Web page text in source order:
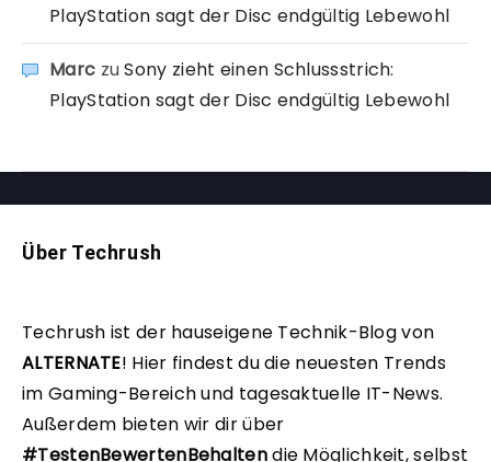
PlayStation sagt der Disc endgültig Lebewohl
Marc zuSony zieht einen Schlussstrich:
PlayStation sagt der Disc endgültig Lebewohl
Über Techrush
Techrush ist der hauseigene Technik-Blog von
ALTERNATE! Hier findest du die neuesten Trends
im Gaming-Bereich und tagesaktuelle IT-News.
Außerdem bieten wir dir über
#TestenBewertenBehaltendie Möglichkeit, selbst